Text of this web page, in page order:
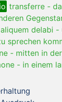
transferre -
delabi -
sprechen
- mitten in
- in einem